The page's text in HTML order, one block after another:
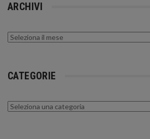
ARCHIVI
Archivi
CATEGORIE
Categorie